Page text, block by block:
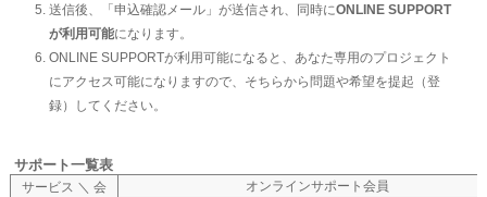
送信後、「申込確認メール」が送信され、同時にONLINE SUPPORT
が利用可能になります。
ONLINE SUPPORTが利用可能になると、あなた専用のプロジェクト
にアクセス可能になりますので、そちらから問題や希望を提起（登
録）してください。
サポート一覧表
サービス ＼ 会
オンラインサポート会員